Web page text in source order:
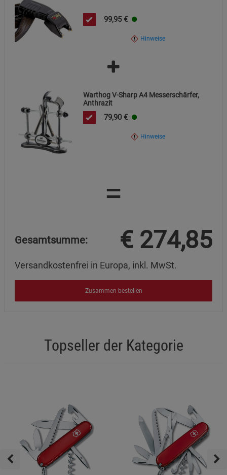
99,95 €
Hinweise
Warthog V-Sharp A4 Messerschärfer,
Anthrazit
79,90 €
Hinweise
=
Gesamtsumme: € 274,85
Versandkostenfrei in Europa, inkl. MwSt.
Zusammen bestellen
Topseller der Kategorie